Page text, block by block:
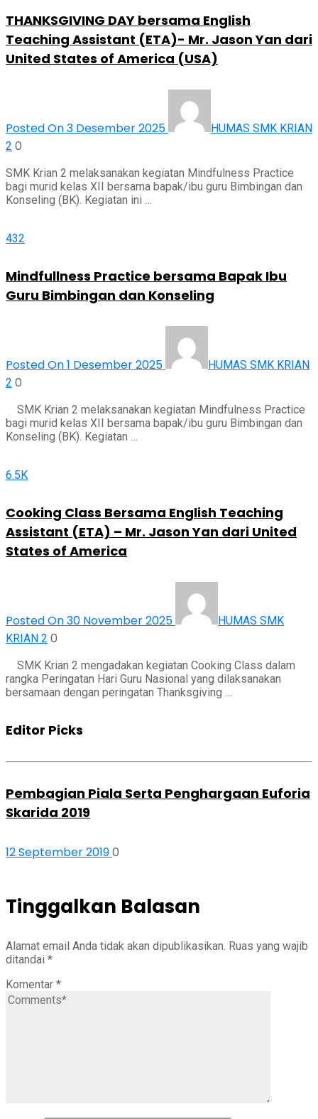
THANKSGIVING DAY bersama English
Teaching Assistant (ETA)- Mr. Jason Yan dari
United States of America (USA)
Posted On 3 Desember 2025
HUMAS SMK KRIAN
2 0
SMK Krian 2 melaksanakan kegiatan Mindfulness Practice
bagi murid kelas XII bersama bapak/ibu guru Bimbingan dan
Konseling (BK). Kegiatan ini …
432
Mindfullness Practice bersama Bapak Ibu
Guru Bimbingan dan Konseling
Posted On 1 Desember 2025
HUMAS SMK KRIAN
2 0
SMK Krian 2 melaksanakan kegiatan Mindfulness Practice
bagi murid kelas XII bersama bapak/ibu guru Bimbingan dan
Konseling (BK). Kegiatan …
6.5K
Cooking Class Bersama English Teaching
Assistant (ETA) – Mr. Jason Yan dari United
States of America
Posted On 30 November 2025
HUMAS SMK
KRIAN 2 0
SMK Krian 2 mengadakan kegiatan Cooking Class dalam
rangka Peringatan Hari Guru Nasional yang dilaksanakan
bersamaan dengan peringatan Thanksgiving …
Editor Picks
Pembagian Piala Serta Penghargaan Euforia
Skarida 2019
12 September 20190
Tinggalkan Balasan
Alamat email Anda tidak akan dipublikasikan. Ruas yang wajib
ditandai *
Komentar *